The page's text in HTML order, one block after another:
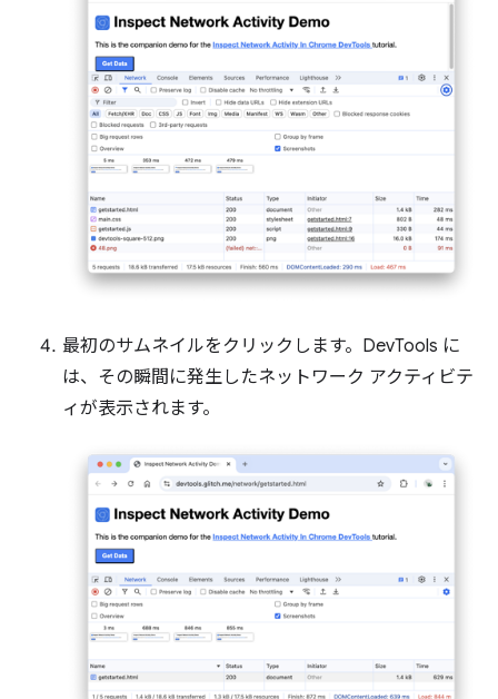
最初のサムネイルをクリックします。DevTools に
は、その瞬間に発生したネットワーク アクティビテ
ィが表示されます。